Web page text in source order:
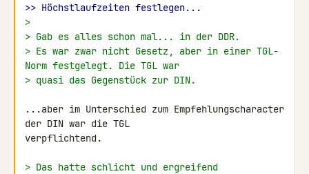
>> Höchstlaufzeiten festlegen...
>
> Gab es alles schon mal... in der DDR.
> Es war zwar nicht Gesetz, aber in einer TGL-
Norm festgelegt. Die TGL war
> quasi das Gegenstück zur DIN.
...aber im Unterschied zum Empfehlungscharacter
der DIN war die TGL
verpflichtend.
> Das hatte schlicht und ergreifend